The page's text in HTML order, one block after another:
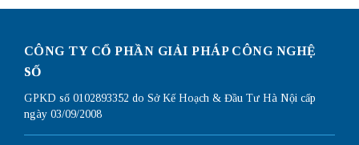
CÔNG TY CỔ PHẦN GIẢI PHÁP CÔNG NGHỆ
SỐ
GPKD số 0102893352 do Sở Kế Hoạch & Đầu Tư Hà Nội cấp
ngày 03/09/2008